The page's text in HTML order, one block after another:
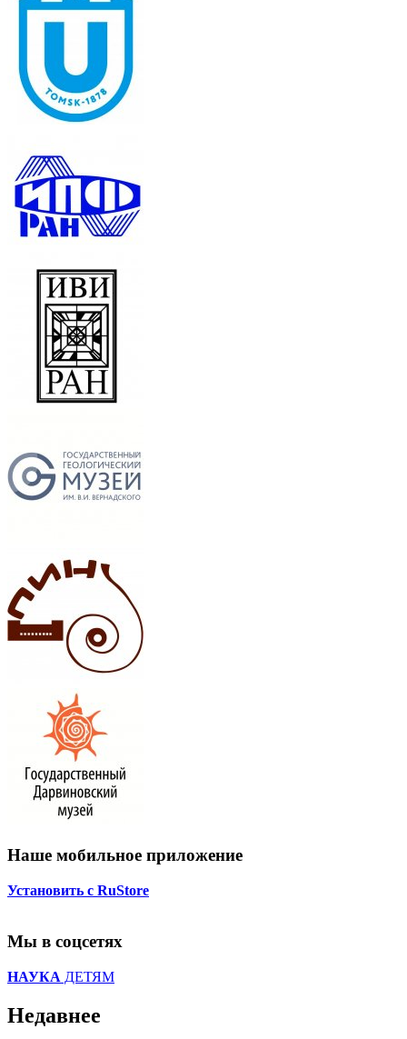
Наше мобильное приложение
Установить с RuStore
Мы в соцсетях
НАУКА ДЕТЯМ
Недавнее